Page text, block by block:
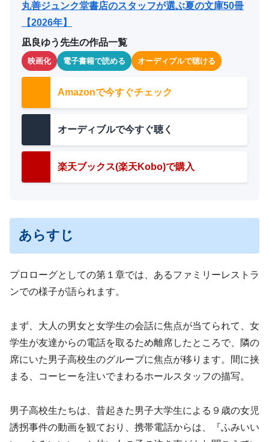
丸善ジュンク堂書店のスタッフが選ぶ夏の文庫50冊
【2026年】
凪良ゆう先生の作品一覧
映画化 電子書籍で読める オーディブルで聴ける
Amazonで今すぐチェック
オーディブルで今すぐ聴く
楽天ブックス(楽天Kobo)で購入
あらすじ
プロローグとしての第１章では、あるファミリーレストラ
ンでの様子が語られます。
まず、大人の男女と女学生の会話に焦点が当てられて、女
学生が友達からの電話を取るため離席したところで、隣の
席にいた男子高校生のグループに焦点が移ります。間に挟
まる、コーヒーを注いでまわるホールスタッフの描写。
男子高校生たちは、昔起きた男子大学生による９歳の女児
誘拐事件の動画を観ており、携帯電話からは、『ふみいい